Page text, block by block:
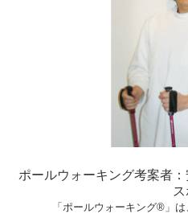
ポールウォーキング考案者
「ポールウォーキング®」